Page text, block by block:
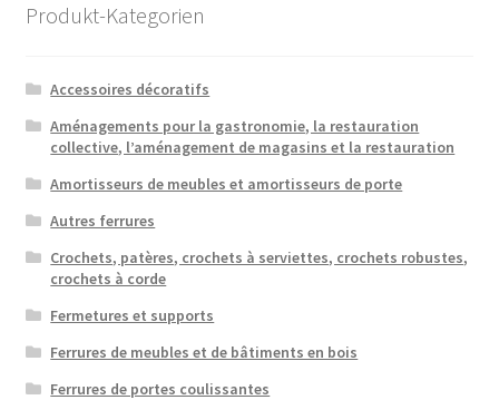
Produkt-Kategorien
Accessoires décoratifs
Aménagements pour la gastronomie, la restauration
collective, l’aménagement de magasins et la restauration
Amortisseurs de meubles et amortisseurs de porte
Autres ferrures
Crochets, patères, crochets à serviettes, crochets robustes,
crochets à corde
Fermetures et supports
Ferrures de meubles et de bâtiments en bois
Ferrures de portes coulissantes